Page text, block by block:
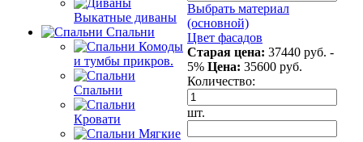
Выкатные диваны
Спальни
Комоды
и тумбы прикров.
Спальни
Кровати
Мягкие
Выбрать материал
(основной)
Цвет фасадов
Старая цена: 37440 руб. -
5% Цена: 35600 руб.
Количество:
шт.